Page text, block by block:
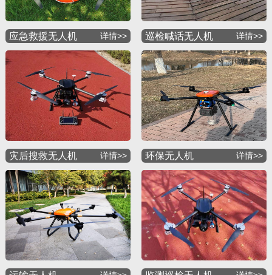
应急救援无人机 详情>> 巡检喊话无人机 详情>>
灾后搜救无人机 详情>> 环保无人机 详情>>